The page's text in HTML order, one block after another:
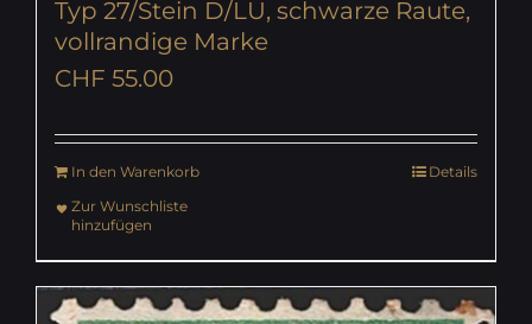
Typ 27/Stein D/LU, schwarze Raute,
vollrandige Marke
CHF 55.00
In den Warenkorb
Details
Zur Wunschliste
hinzufügen